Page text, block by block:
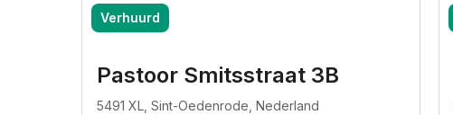
Verhuurd
Pastoor Smitsstraat 3B
5491 XL, Sint-Oedenrode, Nederland